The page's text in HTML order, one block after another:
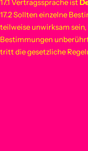
17.1 Vertragssprache ist
17.2 Sollten einzelne
teilweise unwirksam
Bestimmungen
tritt die gesetzliche